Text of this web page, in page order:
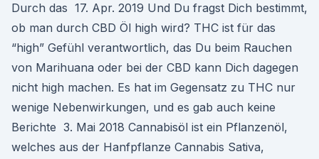
Durch das 17. Apr. 2019 Und Du fragst Dich bestimmt,
ob man durch CBD Öl high wird? THC ist für das
“high” Gefühl verantwortlich, das Du beim Rauchen
von Marihuana oder bei der CBD kann Dich dagegen
nicht high machen. Es hat im Gegensatz zu THC nur
wenige Nebenwirkungen, und es gab auch keine
Berichte 3. Mai 2018 Cannabisöl ist ein Pflanzenöl,
welches aus der Hanfpflanze Cannabis Sativa,